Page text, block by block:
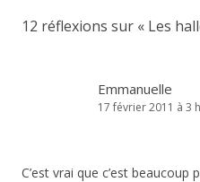
12 réflexions sur « Les
Emmanuelle
17 février 2011 à 3
C’est vrai que c’est beaucoup